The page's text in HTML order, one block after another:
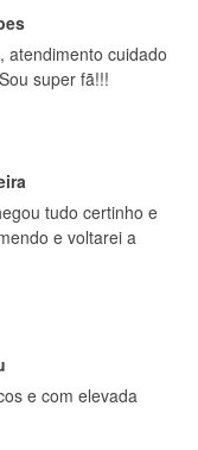
atendimento cuidado
super fã!!!
tudo certinho e
e voltarei a
e com elevada